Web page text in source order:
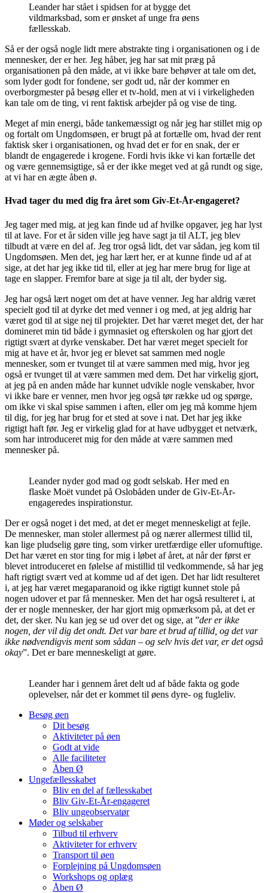
Leander har stået i spidsen for at bygge det
vildmarksbad, som er ønsket af unge fra øens
fællesskab.
Så er der også nogle lidt mere abstrakte ting i organisationen og i de
mennesker, der er her. Jeg håber, jeg har sat mit præg på
organisationen på den måde, at vi ikke bare behøver at tale om det,
som lyder godt for fondene, ser godt ud, når der kommer en
overborgmester på besøg eller et tv-hold, men at vi i virkeligheden
kan tale om de ting, vi rent faktisk arbejder på og vise de ting.
Meget af min energi, både tankemæssigt og når jeg har stillet mig op
og fortalt om Ungdomsøen, er brugt på at fortælle om, hvad der rent
faktisk sker i organisationen, og hvad det er for en snak, der er
blandt de engagerede i krogene. Fordi hvis ikke vi kan fortælle det
og være gennemsigtige, så er der ikke meget ved at gå rundt og sige,
at vi har en ægte åben ø.
Hvad tager du med dig fra året som Giv-Et-År-engageret?
Jeg tager med mig, at jeg kan finde ud af hvilke opgaver, jeg har lyst
til at lave. For et år siden ville jeg have sagt ja til ALT, jeg blev
tilbudt at være en del af. Jeg tror også lidt, det var sådan, jeg kom til
Ungdomsøen. Men det, jeg har lært her, er at kunne finde ud af at
sige, at det har jeg ikke tid til, eller at jeg har mere brug for lige at
tage en slapper. Fremfor bare at sige ja til alt, der byder sig.
Jeg har også lært noget om det at have venner. Jeg har aldrig været
specielt god til at dyrke det med venner i og med, at jeg aldrig har
været god til at sige nej til projekter. Det har været meget det, der har
domineret min tid både i gymnasiet og efterskolen og har gjort det
rigtigt svært at dyrke venskaber. Det har været meget specielt for
mig at have et år, hvor jeg er blevet sat sammen med nogle
mennesker, som er tvunget til at være sammen med mig, hvor jeg
også er tvunget til at være sammen med dem. Det har virkelig gjort,
at jeg på en anden måde har kunnet udvikle nogle venskaber, hvor
vi ikke bare er venner, men hvor jeg også tør række ud og spørge,
om ikke vi skal spise sammen i aften, eller om jeg må komme hjem
til dig, for jeg har brug for et sted at sove i nat. Det har jeg ikke
rigtigt haft før. Jeg er virkelig glad for at have udbygget et netværk,
som har introduceret mig for den måde at være sammen med
mennesker på.
Leander nyder god mad og godt selskab. Her med en
flaske Moët vundet på Oslobåden under de Giv-Et-År-
engageredes inspirationstur.
Der er også noget i det med, at det er meget menneskeligt at fejle.
De mennesker, man stoler allermest på og nærer allermest tillid til,
kan lige pludselig gøre ting, som virker uretfærdige eller ufornuftige.
Det har været en stor ting for mig i løbet af året, at når der først er
blevet introduceret en følelse af mistillid til vedkommende, så har jeg
haft rigtigt svært ved at komme ud af det igen. Det har lidt resulteret
i, at jeg har været megaparanoid og ikke rigtigt kunnet stole på
nogen udover et par få mennesker. Men det har også resulteret i, at
der er nogle mennesker, der har gjort mig opmærksom på, at det er
det, der sker. Nu kan jeg se ud over det og sige, at ”der er ikke
nogen, der vil dig det ondt. Det var bare et brud af tillid, og det var
ikke nødvendigvis ment som sådan – og selv hvis det var, er det også
okay”. Det er bare menneskeligt at gøre.
Leander har i gennem året delt ud af både fakta og gode
oplevelser, når det er kommet til øens dyre- og fugleliv.
Besøg øen
Dit besøg
Aktiviteter på øen
Godt at vide
Alle faciliteter
Åben Ø
Ungefællesskabet
Bliv en del af fællesskabet
Bliv Giv-Et-År-engageret
Bliv ungeobservatør
Møder og selskaber
Tilbud til erhverv
Aktiviteter for erhverv
Transport til øen
Forplejning på Ungdomsøen
Workshops og oplæg
Åben Ø